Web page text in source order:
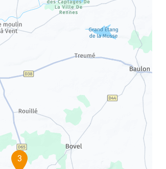
3